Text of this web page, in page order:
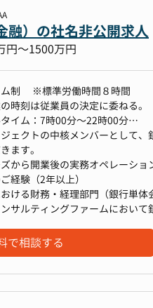
画・管理／ファイナンス・IR」
キャリア・管掌範囲拡大の可能性
今後のキャリアパスを検討しお
）の社名非公開求人
円〜1500万円
８時間
時刻は従業員の決定に委ねる。
イム：7時00分～22時00分
時00分～15時00分、9時30分
り変更する場合あり
る労働あり
ェクトの中核メンバーとして
ます。
から開業後の実務オペレーシ
た財務経理体制の構築 (開業前)
アメントに基づく、会計・税務に
門と連携した、バーゼル規制対
経験（2年以上）
ける財務・経理部門（銀行単
ンサルティングファームにおい
で相談する